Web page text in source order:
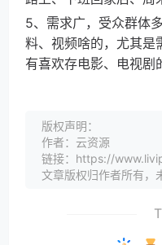
5、需求广，受众群体
料、视频啥的，尤其是
有喜欢存电影、电视剧
版权声明：
作者：云资源
链接：https://
文章版权归作者所有，